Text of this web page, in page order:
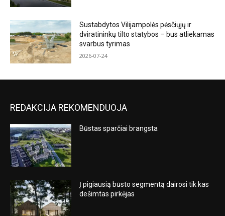
Sustabdytos Vilijampolės pėsčiųjų ir
dviratininkų tilto statybos – bus atliekamas
svarbus tyrimas
2026-07-24
REDAKCIJA REKOMENDUOJA
Būstas sparčiai brangsta
Į pigiausią būsto segmentą dairosi tik kas
dešimtas pirkėjas